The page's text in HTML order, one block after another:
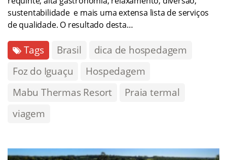
sustentabilidade e mais uma extensa lista de serviços
de qualidade. O resultado desta…
Tags Brasil
dica de hospedagem
Foz do Iguaçu
Hospedagem
Mabu Thermas Resort
Praia termal
viagem